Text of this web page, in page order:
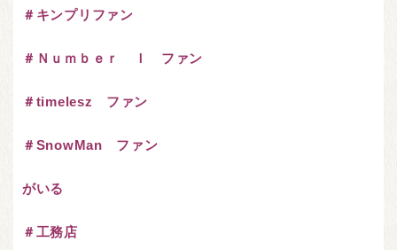
＃キンプリファン
＃Ｎｕｍｂｅｒ Ｉ ファン
＃timelesz ファン
＃SnowMan ファン
がいる
＃工務店